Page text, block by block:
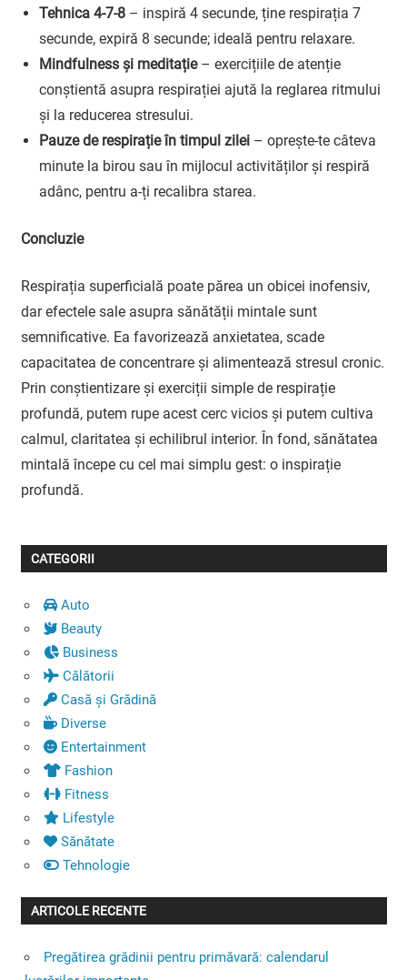
Tehnica 4-7-8– inspiră 4 secunde, ține respirația 7
secunde, expiră 8 secunde; ideală pentru relaxare.
Mindfulness și meditație– exercițiile de atenție
conștientă asupra respirației ajută la reglarea ritmului
și la reducerea stresului.
Pauze de respirație în timpul zilei– oprește-te câteva
minute la birou sau în mijlocul activităților și respiră
adânc, pentru a-ți recalibra starea.
Concluzie
Respirația superficială poate părea un obicei inofensiv,
dar efectele sale asupra sănătății mintale sunt
semnificative. Ea favorizează anxietatea, scade
capacitatea de concentrare și alimentează stresul cronic.
Prin conștientizare și exerciții simple de respirație
profundă, putem rupe acest cerc vicios și putem cultiva
calmul, claritatea și echilibrul interior. În fond, sănătatea
mintală începe cu cel mai simplu gest: o inspirație
profundă.
CATEGORII
Auto
Beauty
Business
Călătorii
Casă și Grădină
Diverse
Entertainment
Fashion
Fitness
Lifestyle
Sănătate
Tehnologie
ARTICOLE RECENTE
Pregătirea grădinii pentru primăvară: calendarul